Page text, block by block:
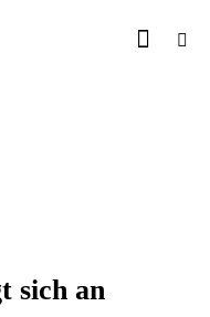
sich an